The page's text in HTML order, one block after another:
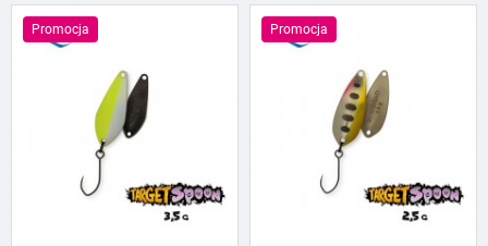
Promocja Promocja